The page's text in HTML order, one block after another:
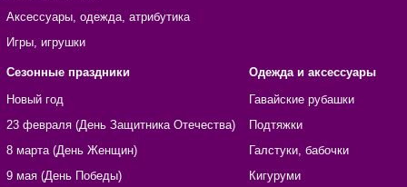
Аксессуары, одежда, атрибутика
Игры, игрушки
Сезонные праздники
Новый год
23 февраля (День Защитника Отечества)
8 марта (День Женщин)
9 мая (День Победы)
Одежда и аксессуары
Гавайские рубашки
Подтяжки
Галстуки, бабочки
Кигуруми